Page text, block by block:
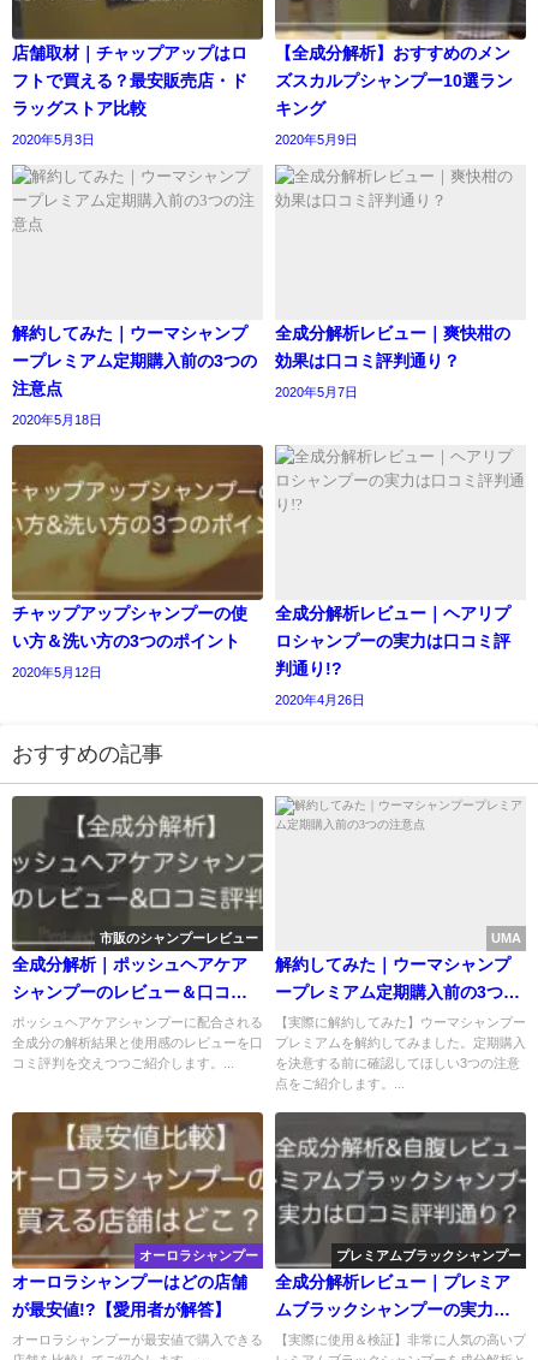
店舗取材｜チャップアップはロ
フトで買える？最安販売店・ド
ラッグストア比較
2020年5月3日
【全成分解析】おすすめのメン
ズスカルプシャンプー10選ラン
キング
2020年5月9日
解約してみた｜ウーマシャンプ
ープレミアム定期購入前の3つの
注意点
2020年5月18日
全成分解析レビュー｜爽快柑の
効果は口コミ評判通り？
2020年5月7日
チャップアップシャンプーの使
い方＆洗い方の3つのポイント
2020年5月12日
全成分解析レビュー｜ヘアリプ
ロシャンプーの実力は口コミ評
判通り!?
2020年4月26日
おすすめの記事
市販のシャンプーレビュー
全成分解析｜ポッシュヘアケア
シャンプーのレビュー＆口コミ
評判
ポッシュヘアケアシャンプーに配合される
全成分の解析結果と使用感のレビューを口
コミ評判を交えつつご紹介します。...
UMA
解約してみた｜ウーマシャンプ
ープレミアム定期購入前の3つの
注意点
【実際に解約してみた】ウーマシャンプー
プレミアムを解約してみました。定期購入
を決意する前に確認してほしい3つの注意
点をご紹介します。...
オーロラシャンプー
オーロラシャンプーはどの店舗
が最安値!?【愛用者が解答】
オーロラシャンプーが最安値で購入できる
プレミアムブラックシャンプー
全成分解析レビュー｜プレミア
ムブラックシャンプーの実力は
口コミ評判通り？
【実際に使用＆検証】非常に人気の高いプ